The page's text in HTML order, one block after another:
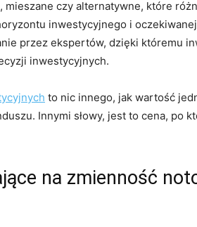
mieszane czy alternatywne, które
inwestycyjnego i
przez ekspertów, dzięki któremu
inwestycyjnych.
to nic innego, jak wartość
Innymi słowy, jest to cena, po
na zmienność